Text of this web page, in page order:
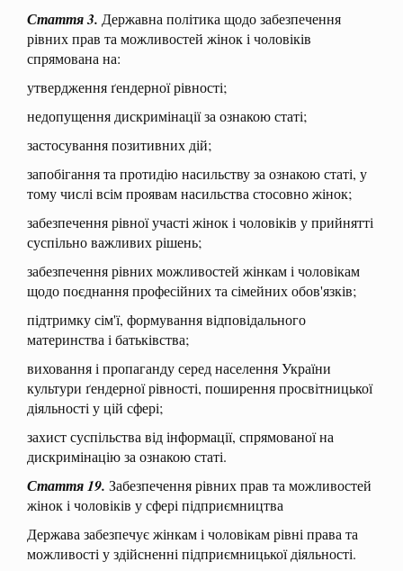
Стаття 3. Державна політика щодо забезпечення
рівних прав та можливостей жінок і чоловіків
спрямована на:
утвердження ґендерної рівності;
недопущення дискримінації за ознакою статі;
застосування позитивних дій;
запобігання та протидію насильству за ознакою статі, у
тому числі всім проявам насильства стосовно жінок;
забезпечення рівної участі жінок і чоловіків у прийнятті
суспільно важливих рішень;
забезпечення рівних можливостей жінкам і чоловікам
щодо поєднання професійних та сімейних обов'язків;
підтримку сім'ї, формування відповідального
материнства і батьківства;
виховання і пропаганду серед населення України
культури ґендерної рівності, поширення просвітницької
діяльності у цій сфері;
захист суспільства від інформації, спрямованої на
дискримінацію за ознакою статі.
Стаття 19. Забезпечення рівних прав та можливостей
жінок і чоловіків у сфері підприємництва
Держава забезпечує жінкам і чоловікам рівні права та
можливості у здійсненні підприємницької діяльності.